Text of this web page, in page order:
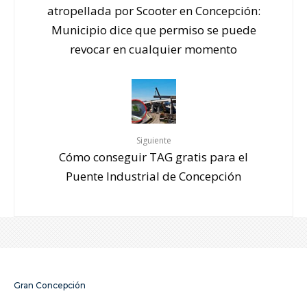
atropellada por Scooter en Concepción:
Municipio dice que permiso se puede
revocar en cualquier momento
Siguiente
Cómo conseguir TAG gratis para el
Puente Industrial de Concepción
Gran Concepción